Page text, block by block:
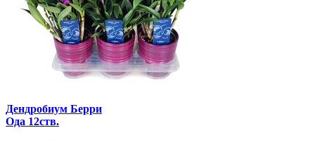
Дендробиум Берри
Ода 12ств.